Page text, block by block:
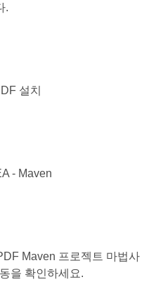
.
설치
- Maven
Maven 프로젝트 마법사
을 확인하세요.